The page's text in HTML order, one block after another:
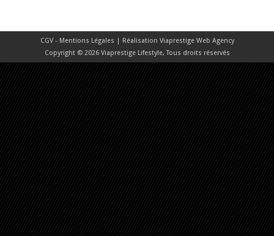
CGV - Mentions Légales | Réalisation Viaprestige Web Agency
Copyright © 2026 Viaprestige Lifestyle, Tous droits réservés